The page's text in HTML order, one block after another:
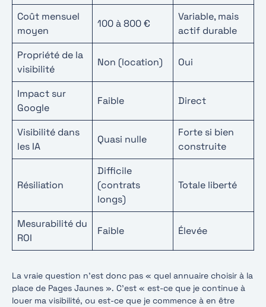
Coût mensuel
moyen
100 à 800 €
Variable, mais
actif durable
Propriété de la
visibilité
Non (location) Oui
Impact sur
Google
Faible Direct
Visibilité dans
les IA
Quasi nulle
Forte si bien
construite
Résiliation
Difficile
(contrats
longs)
Totale liberté
Mesurabilité du
ROI
Faible Élevée
La vraie question n’est donc pas « quel annuaire choisir à la
place de Pages Jaunes ». C’est « est-ce que je continue à
louer ma visibilité, ou est-ce que je commence à en être